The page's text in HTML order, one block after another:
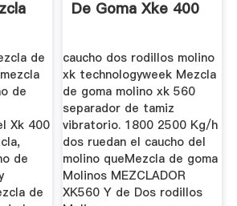
de
de
Xk 400
de
de
De Goma Xke 400
caucho dos rodillos molino
xk technologyweek Mezcla
de goma molino xk 560
separador de tamiz
vibratorio. 1800 2500 Kg/h
dos ruedan el caucho del
molino queMezcla de goma
Molinos MEZCLADOR
XK560 Y de Dos rodillos